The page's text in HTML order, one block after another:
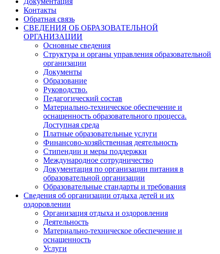
Контакты
Обратная связь
СВЕДЕНИЯ ОБ ОБРАЗОВАТЕЛЬНОЙ
ОРГАНИЗАЦИИ
Основные сведения
Структура и органы управления образовательной
организации
Документы
Образование
Руководство.
Педагогический состав
Материально-техническое обеспечение и
оснащенность образовательного процесса.
Доступная среда
Платные образовательные услуги
Финансово-хозяйственная деятельность
Стипендии и меры поддержки
Международное сотрудничество
Документация по организации питания в
образовательной организации
Образовательные стандарты и требования
Сведения об организации отдыха детей и их
оздоровлении
Организация отдыха и оздоровления
Деятельность
Материально-техническое обеспечение и
оснащенность
Услуги